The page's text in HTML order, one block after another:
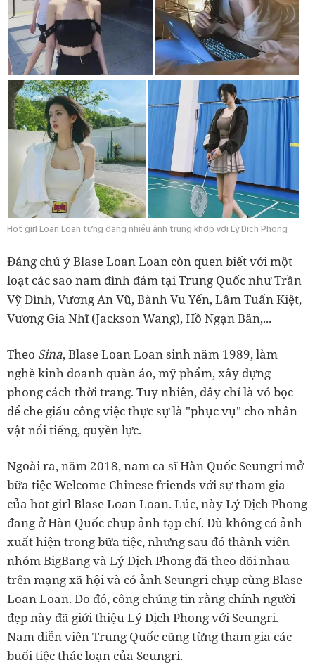
Hot girl Loan Loan từng đăng nhiều ảnh trùng khớp với Lý Dịch Phong
Đáng chú ý Blase Loan Loan còn quen biết với một
loạt các sao nam đình đám tại Trung Quốc như Trần
Vỹ Đình, Vương An Vũ, Bành Vu Yến, Lâm Tuấn Kiệt,
Vương Gia Nhĩ (Jackson Wang), Hồ Ngạn Bân,...
Theo Sina, Blase Loan Loan sinh năm 1989, làm
nghề kinh doanh quần áo, mỹ phẩm, xây dựng
phong cách thời trang. Tuy nhiên, đây chỉ là vỏ bọc
để che giấu công việc thực sự là "phục vụ" cho nhân
vật nổi tiếng, quyền lực.
Ngoài ra, năm 2018, nam ca sĩ Hàn Quốc Seungri mở
bữa tiệc Welcome Chinese friends với sự tham gia
của hot girl Blase Loan Loan. Lúc, này Lý Dịch Phong
đang ở Hàn Quốc chụp ảnh tạp chí. Dù không có ảnh
xuất hiện trong bữa tiệc, nhưng sau đó thành viên
nhóm BigBang và Lý Dịch Phong đã theo dõi nhau
trên mạng xã hội và có ảnh Seungri chụp cùng Blase
Loan Loan. Do đó, công chúng tin rằng chính người
đẹp này đã giới thiệu Lý Dịch Phong với Seungri.
Nam diễn viên Trung Quốc cũng từng tham gia các
buổi tiệc thác loạn của Seungri.